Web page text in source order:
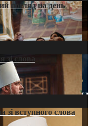
погляд на день
зі слова
зі вступного слова